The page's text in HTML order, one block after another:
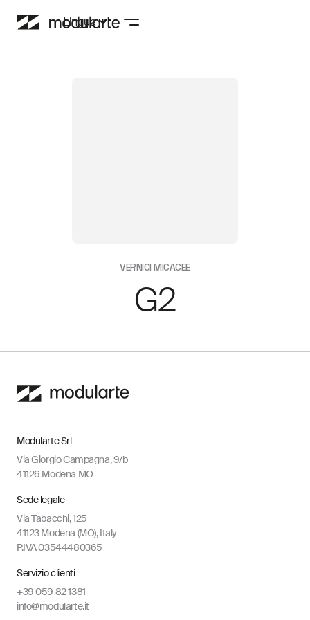
Lingua
VERNICI MICACEE
G2
Modularte Srl
Via Giorgio Campagna, 9/b
41126 Modena MO
Sede legale
Via Tabacchi, 125
41123 Modena (MO), Italy
P.IVA 03544480365
Servizio clienti
+39 059 82 1381
info@modularte.it